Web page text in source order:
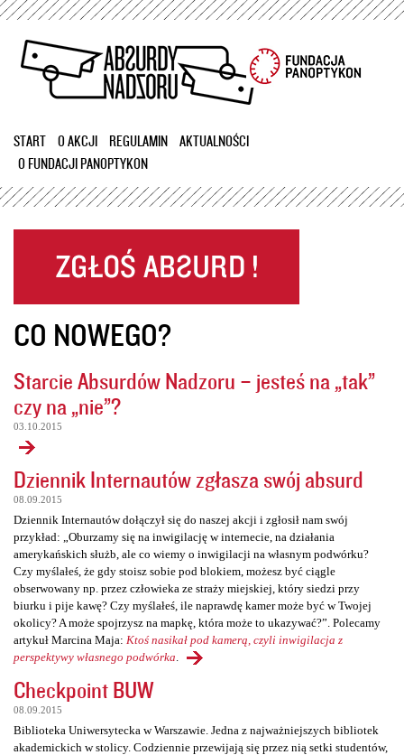
Przejdź
treści
START O AKCJI REGULAMIN
AKTUALNOŚCI
O FUNDACJI PANOPTYKON
CO NOWEGO?
Starcie Absurdów Nadzoru – jesteś na „tak”
czy na „nie”?
03.10.2015
Dziennik Internautów zgłasza swój absurd
08.09.2015
Dziennik Internautów dołączył się do naszej akcji i zgłosił nam swój
przykład: „Oburzamy się na inwigilację w internecie, na działania
amerykańskich służb, ale co wiemy o inwigilacji na własnym podwórku?
Czy myślałeś, że gdy stoisz sobie pod blokiem, możesz być ciągle
obserwowany np. przez człowieka ze straży miejskiej, który siedzi przy
biurku i pije kawę? Czy myślałeś, ile naprawdę kamer może być w Twojej
okolicy? A może spojrzysz na mapkę, która może to ukazywać?”. Polecamy
artykuł Marcina Maja: Ktoś nasikał pod kamerą, czyli inwigilacja z
perspektywy własnego podwórka
Checkpoint BUW
08.09.2015
Biblioteka Uniwersytecka w Warszawie. Jedna z najważniejszych bibliotek
akademickich w stolicy. Codziennie przewijają się przez nią setki studentów,